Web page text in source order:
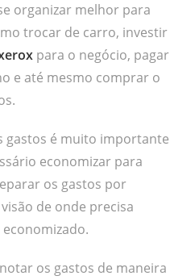
organizar melhor para
trocar de carro, investir
para o negócio, pagar
e até mesmo comprar o
gastos é muito importante
economizar para
os gastos por
de onde precisa
os gastos de maneira